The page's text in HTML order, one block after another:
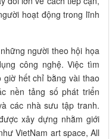
hoạt động trong lĩnh
người theo hội họa
công nghệ. Việc tìm
hết chỉ bằng vài thao
nền tảng số phát triển
các nhà sưu tập tranh.
xây dựng nhằm giới
VietNam art space, All